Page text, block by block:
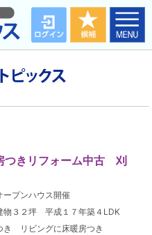
つきリフォーム中古 刈
プンハウス開催
３２坪 平成１７年築４LDK
き リビングに床暖房つき